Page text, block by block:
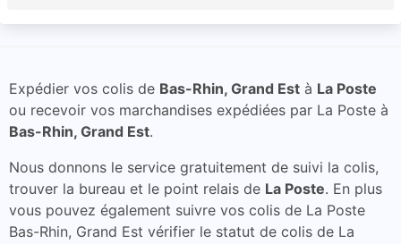
Expédier vos colis de Bas-Rhin, Grand Est à La Poste
ou recevoir vos marchandises expédiées par La Poste à
Bas-Rhin, Grand Est.
Nous donnons le service gratuitement de suivi la colis,
trouver la bureau et le point relais de La Poste. En plus
vous pouvez également suivre vos colis de La Poste
Bas-Rhin, Grand Est vérifier le statut de colis de La